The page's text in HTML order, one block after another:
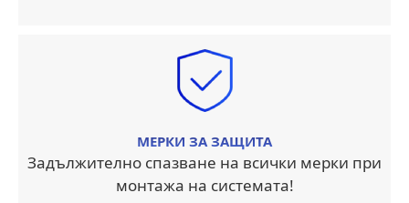
МЕРКИ ЗА ЗАЩИТА
Задължително спазване на всички мерки при
монтажа на системата!